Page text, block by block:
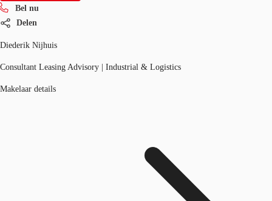
Bel nu
Delen
Diederik Nijhuis
Consultant Leasing Advisory | Industrial & Logistics
Makelaar details